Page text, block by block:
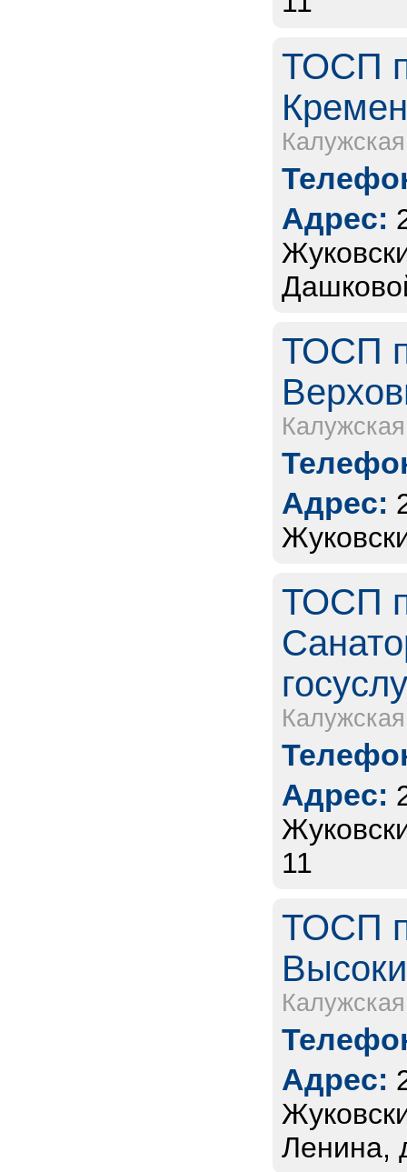
ТОСП
Адрес:
ТОСП
Адрес:
ТОСП
Адрес:
11
ТОСП
Адрес:
Ленина,